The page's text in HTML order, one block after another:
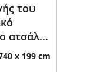
του
ατσάλι -
-
x 199 cm